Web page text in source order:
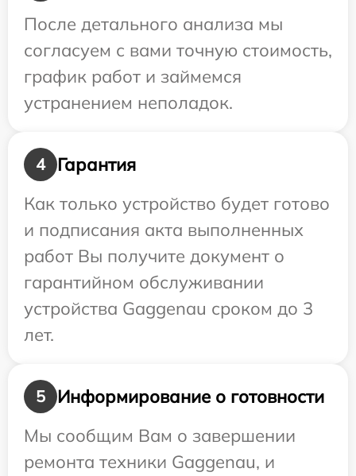
После детального анализа мы
согласуем с вами точную стоимость,
график работ и займемся
устранением неполадок.
4
Гарантия
Как только устройство будет готово
и подписания акта выполненных
работ Вы получите документ о
гарантийном обслуживании
устройства Gaggenau сроком до 3
лет.
5
Информирование о готовности
Мы сообщим Вам о завершении
ремонта техники Gaggenau, и